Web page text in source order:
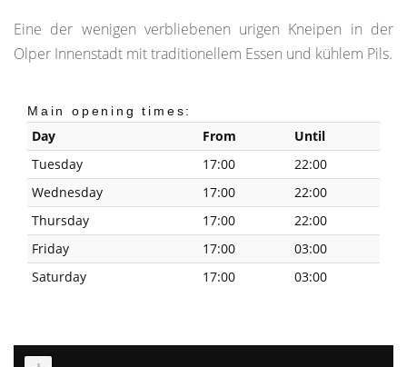
Eine der wenigen verbliebenen urigen Kneipen in der
Olper Innenstadt mit traditionellem Essen und kühlem Pils.
Main opening times:
Day From
Until
Tuesday
17:00
22:00
Wednesday
17:00
22:00
Thursday
17:00
22:00
Friday
17:00
03:00
Saturday
17:00 03:00